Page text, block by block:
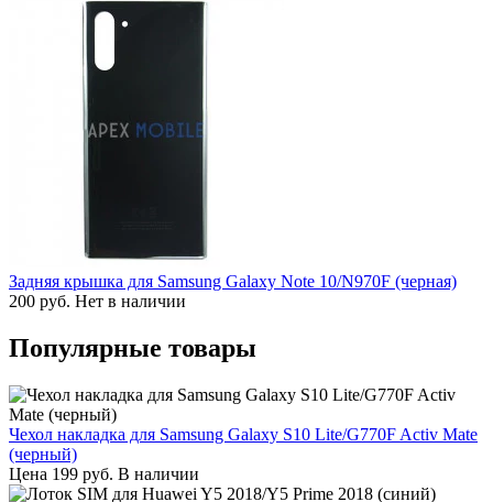
Задняя крышка для Samsung Galaxy Note 10/N970F (черная)
200 руб. Нет в наличии
Популярные товары
Чехол накладка для Samsung Galaxy S10 Lite/G770F Activ Mate
(черный)
Цена 199 руб. В наличии